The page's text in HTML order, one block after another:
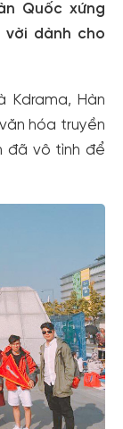
Quốc xứng
dành cho
Kdrama, Hàn
hóa truyền
đã vô tình để